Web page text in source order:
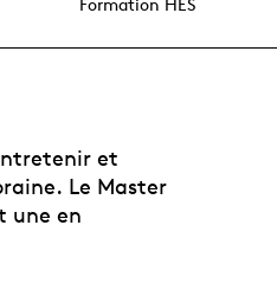
et
Le Master
une en